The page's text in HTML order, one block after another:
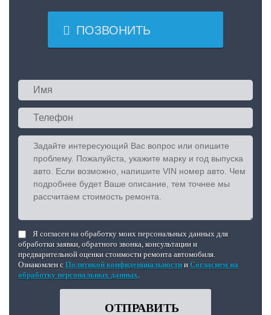
 ПОЗВОНИТЬ
Я согласен на обработку моих персональных данных для
обработки заявки, обратного звонка, консультации и
предварительной оценки стоимости ремонта автомобиля.
Ознакомлен с Политикой конфиденциальности и Согласием на
обработку персональных данных
ОТПРАВИТЬ